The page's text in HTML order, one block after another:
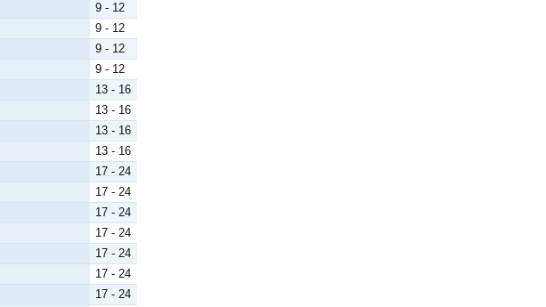
9 - 12
9 - 12
9 - 12
9 - 12
13 - 16
13 - 16
13 - 16
13 - 16
17 - 24
17 - 24
17 - 24
17 - 24
17 - 24
17 - 24
17 - 24